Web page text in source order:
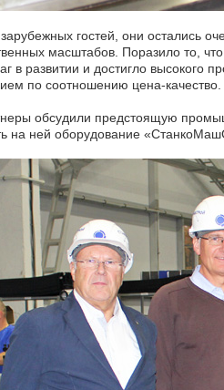
гостей, они остались
масштабов. Поразило то,
в развитии и достигло высокого
по соотношению цена-качество.
обсудили предстоящую
на ней оборудование